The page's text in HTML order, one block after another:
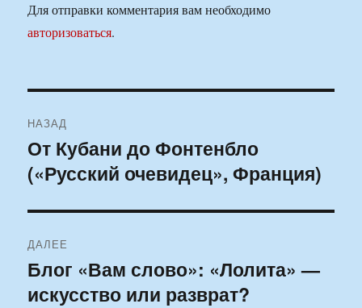
Для отправки комментария вам необходимо
авторизоваться.
по
записям
НАЗАД
Предыдущая
запись:
От Кубани до Фонтенбло
(«Русский очевидец», Франция)
ДАЛЕЕ
Следующая
запись:
Блог «Вам слово»: «Лолита» —
искусство или разврат?